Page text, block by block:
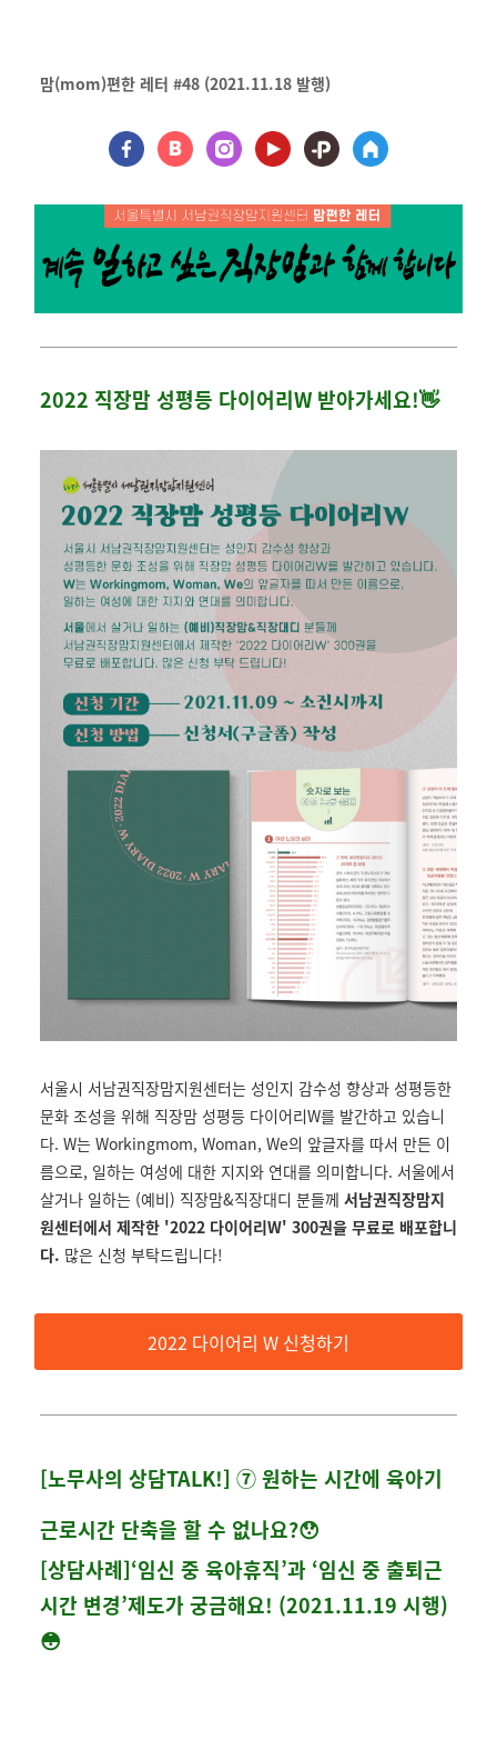
맘(mom)편한 레터 #48 (2021.11.18 발행)
2022 직장맘 성평등 다이어리W 받아가세요!👋
서울시 서남권직장맘지원센터는 성인지 감수성 향상과 성평등한
문화 조성을 위해 직장맘 성평등 다이어리W를 발간하고 있습니
다. W는 Workingmom, Woman, We의 앞글자를 따서 만든 이
름으로, 일하는 여성에 대한 지지와 연대를 의미합니다. 서울에서
살거나 일하는 (예비) 직장맘&직장대디 분들께 서남권직장맘지
원센터에서 제작한 '2022 다이어리W' 300권을 무료로 배포합니
다. 많은 신청 부탁드립니다!
2022 다이어리 W 신청하기
[노무사의 상담TALK!] ⑦ 원하는 시간에 육아기
근로시간 단축을 할 수 없나요?😯
[상담사례]‘임신 중 육아휴직’과 ‘임신 중 출퇴근
시간 변경’제도가 궁금해요! (2021.11.19 시행)
😳